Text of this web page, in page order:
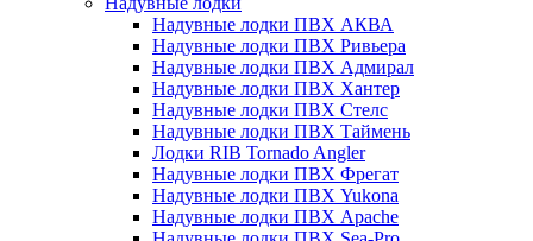
Надувные лодки ПВХ АКВА
Надувные лодки ПВХ Ривьера
Надувные лодки ПВХ Адмирал
Надувные лодки ПВХ Хантер
Надувные лодки ПВХ Стелс
Надувные лодки ПВХ Таймень
Лодки RIB Tornado Angler
Надувные лодки ПВХ Фрегат
Надувные лодки ПВХ Yukona
Надувные лодки ПВХ Apache